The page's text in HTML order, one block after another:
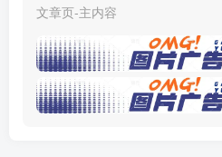
文章页-主内容